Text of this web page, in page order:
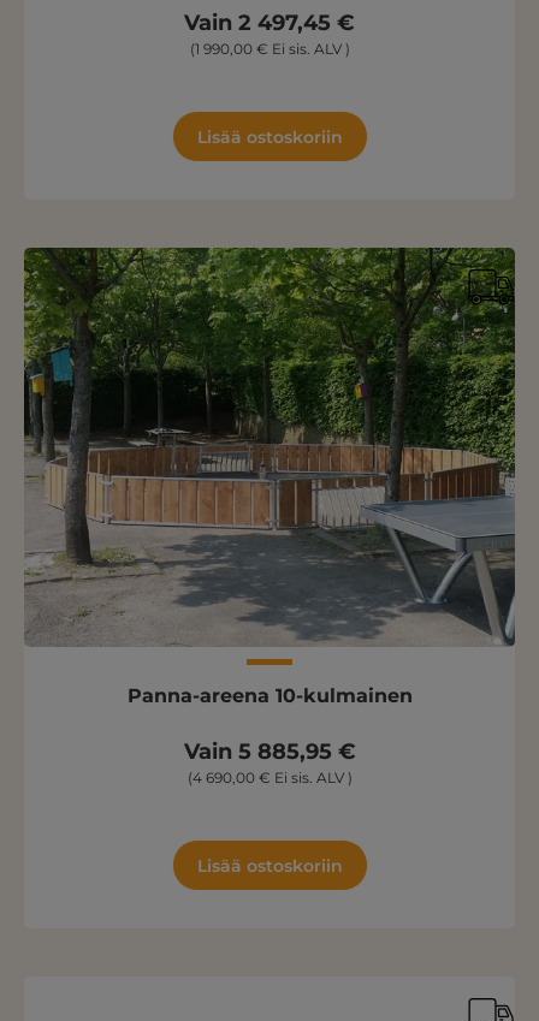
Vain 2 497,45 €
(1 990,00 € Ei sis. ALV )
Lisää ostoskoriin
Panna-areena 10-kulmainen
Vain 5 885,95 €
(4 690,00 € Ei sis. ALV )
Lisää ostoskoriin